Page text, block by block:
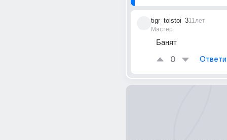
tigr_tolstoi_3
Мастер
11лет
Банят
0